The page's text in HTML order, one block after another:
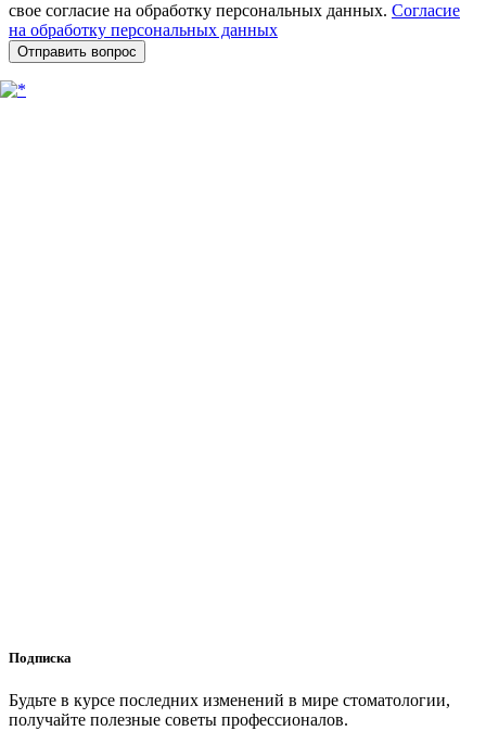
свое согласие на обработку персональных данных. Согласие
на обработку персональных данных
Подписка
Будьте в курсе последних изменений в мире стоматологии,
получайте полезные советы профессионалов.